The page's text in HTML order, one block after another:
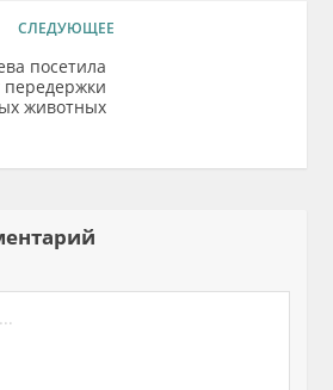
СЛЕДУЮЩЕЕ
посетила
передержки
животных